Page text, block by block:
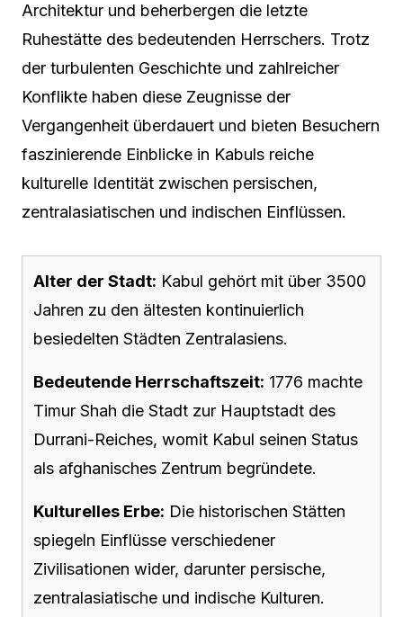
Architektur und beherbergen die letzte
Ruhestätte des bedeutenden Herrschers. Trotz
der turbulenten Geschichte und zahlreicher
Konflikte haben diese Zeugnisse der
Vergangenheit überdauert und bieten Besuchern
faszinierende Einblicke in Kabuls reiche
kulturelle Identität zwischen persischen,
zentralasiatischen und indischen Einflüssen.
Alter der Stadt: Kabul gehört mit über 3500
Jahren zu den ältesten kontinuierlich
besiedelten Städten Zentralasiens.
Bedeutende Herrschaftszeit: 1776 machte
Timur Shah die Stadt zur Hauptstadt des
Durrani-Reiches, womit Kabul seinen Status
als afghanisches Zentrum begründete.
Kulturelles Erbe: Die historischen Stätten
spiegeln Einflüsse verschiedener
Zivilisationen wider, darunter persische,
zentralasiatische und indische Kulturen.